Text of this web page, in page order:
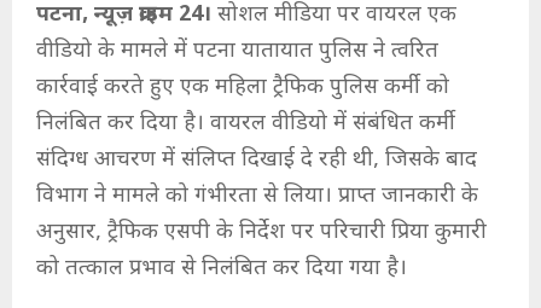
पटना, न्यूज़ क्राइम 24। सोशल मीडिया पर वायरल एक
वीडियो के मामले में पटना यातायात पुलिस ने त्वरित
कार्रवाई करते हुए एक महिला ट्रैफिक पुलिस कर्मी को
निलंबित कर दिया है। वायरल वीडियो में संबंधित कर्मी
संदिग्ध आचरण में संलिप्त दिखाई दे रही थी, जिसके बाद
विभाग ने मामले को गंभीरता से लिया। प्राप्त जानकारी के
अनुसार, ट्रैफिक एसपी के निर्देश पर परिचारी प्रिया कुमारी
को तत्काल प्रभाव से निलंबित कर दिया गया है।